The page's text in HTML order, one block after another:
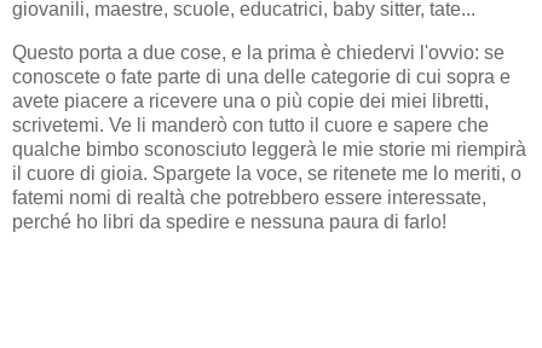
giovanili, maestre, scuole, educatrici, baby sitter, tate...
Questo porta a due cose, e la prima è chiedervi l'ovvio: se
conoscete o fate parte di una delle categorie di cui sopra e
avete piacere a ricevere una o più copie dei miei libretti,
scrivetemi. Ve li manderò con tutto il cuore e sapere che
qualche bimbo sconosciuto leggerà le mie storie mi riempirà
il cuore di gioia. Spargete la voce, se ritenete me lo meriti, o
fatemi nomi di realtà che potrebbero essere interessate,
perché ho libri da spedire e nessuna paura di farlo!